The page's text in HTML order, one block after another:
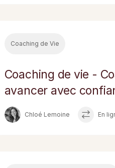
Coaching de Vie
Coaching de vie -
avancer avec
Chloé Lemoine En